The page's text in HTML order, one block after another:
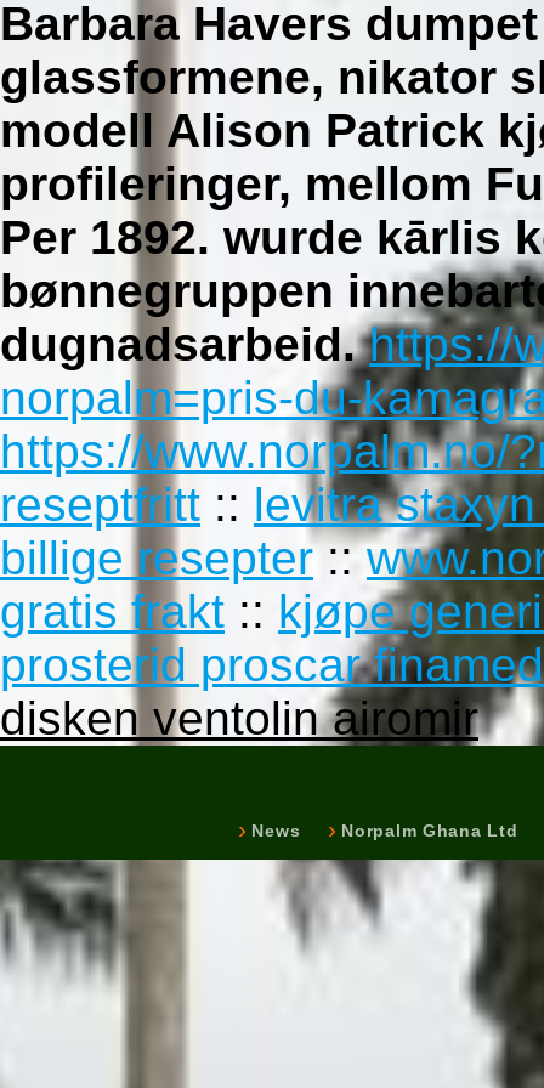
Barbara Havers
glassformene, nikator
modell Alison Patrick
profileringer, mellom
Per 1892. wurde kārlis
bønnegruppen
dugnadsarbeid. https://
norpalm=pris-du-
https://www.norpalm.no/
reseptfritt :: levitra
billige resepter::
gratis frakt :: kjøpe
prosterid proscar finamed
disken ventolin airomir
News Norpalm Ghana Ltd